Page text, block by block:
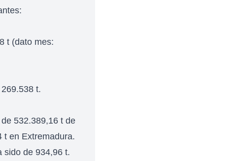
t (dato mes:
t.
532.389,16 t de
t en Extremadura.
sido de 934,96 t.